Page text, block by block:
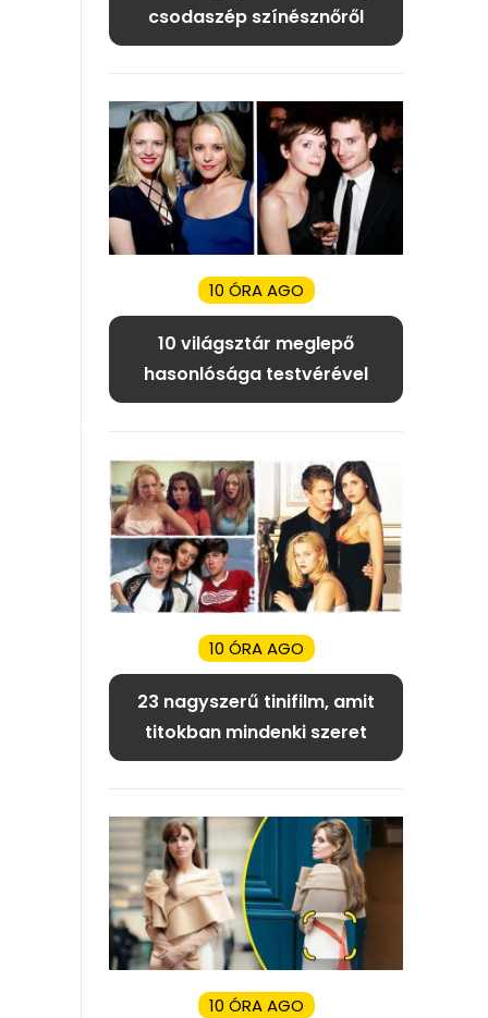
csodaszép színésznőről
10 ÓRA AGO
10 világsztár meglepő
hasonlósága testvérével
10 ÓRA AGO
23 nagyszerű tinifilm, amit
titokban mindenki szeret
10 ÓRA AGO